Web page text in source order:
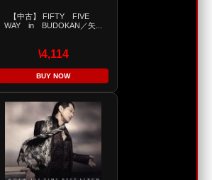
【中古】 FIFTY FIVE
WAY in BUDOKAN／矢...
\4,114
BUY NOW